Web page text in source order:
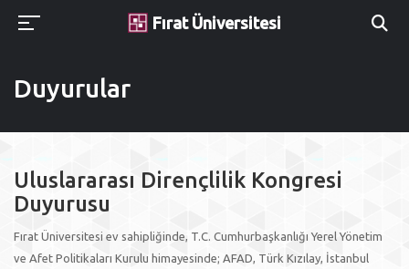
Fırat Üniversitesi
Duyurular
Uluslararası Dirençlilik Kongresi
Duyurusu
Fırat Üniversitesi ev sahipliğinde, T.C. Cumhurbaşkanlığı Yerel Yönetim
ve Afet Politikaları Kurulu himayesinde; AFAD, Türk Kızılay, İstanbul